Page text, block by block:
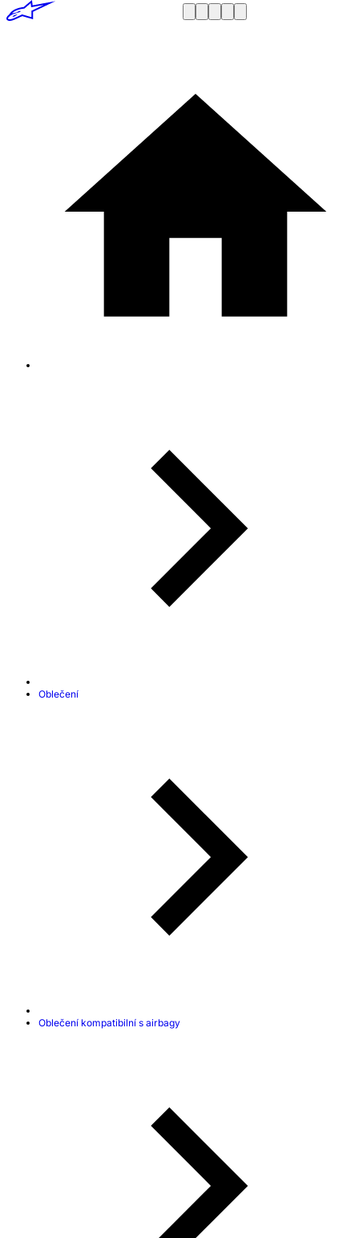
Oblečení
Oblečení kompatibilní s airbagy